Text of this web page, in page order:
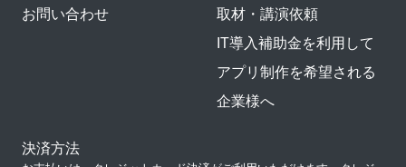
お問い合わせ
取材・講演依頼
IT導入補助金を利用して
アプリ制作を希望される
企業様へ
決済方法